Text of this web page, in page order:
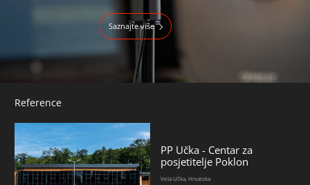
Saznajte više
Reference
PP Učka - Centar za
posjetitelje Poklon
Vela Učka, Hrvatska